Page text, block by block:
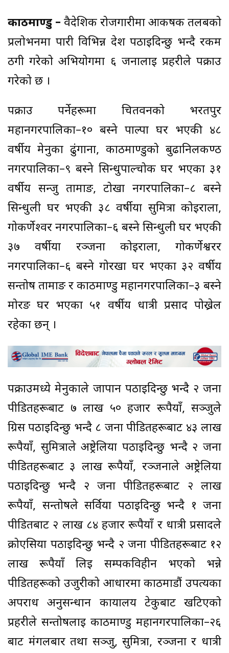
काठमाण्डु – वैदेशिक रोजगारीमा आकर्षक तलबको
प्रलोभनमा पारी विभिन्न देश पठाइदिन्छु भन्दै रकम
ठगी गरेको अभियोगमा ६ जनालाई प्रहरीले पक्राउ
गरेको छ ।
पक्राउ पर्नेहरूमा चितवनको भरतपुर
महानगरपालिका–१० बस्ने पाल्पा घर भएकी ४८
वर्षीय मेनुका ढुंगाना, काठमाण्डुको बुढानिलकण्ठ
नगरपालिका–९ बस्ने सिन्धुपाल्चोक घर भएका ३१
वर्षीय सन्जु तामाङ, टोखा नगरपालिका–८ बस्ने
सिन्धुली घर भएकी ३८ वर्षीया सुमित्रा कोईराला,
गोकर्णेश्‍वर नगरपालिका–६ बस्ने सिन्धुली घर भएकी
३७ वर्षीया रञ्जना कोइराला, गोकर्णेश्वरर
नगरपालिका–६ बस्ने गोरखा घर भएका ३२ वर्षीय
सन्तोष तामाङ र काठमाण्डु महानगरपालिका–३ बस्ने
मोरङ घर भएका ५१ वर्षीय धात्री प्रसाद पोख्रेल
रहेका छन् ।
पक्राउमध्ये मेनुकाले जापान पठाइदिन्छु भन्दै २ जना
पीडितहरूबाट ७ लाख ५० हजार रूपैयाँ, सञ्जुले
ग्रिस पठाइदिन्छु भन्दै ८ जना पीडितहरूबाट ४३ लाख
रूपैयाँ, सुमित्राले अष्ट्रेलिया पठाइदिन्छु भन्दै २ जना
पीडितहरूबाट ३ लाख रूपैयाँ, रञ्जनाले अष्ट्रेलिया
पठाइदिन्छु भन्दै २ जना पीडितहरूबाट २ लाख
रूपैयाँ, सन्तोषले सर्विया पठाइदिन्छु भन्दै १ जना
पीडितबाट २ लाख ८४ हजार रूपैयाँ र धात्री प्रसादले
क्रोएसिया पठाइदिन्छु भन्दै २ जना पीडितहरूबाट १२
लाख रूपैयाँ लिई सम्पर्कविहीन भएको भन्ने
पीडितहरूको उजुरीको आधारमा काठमाडौं उपत्यका
अपराध अनुसन्धान कार्यालय टेकुबाट खटिएको
प्रहरीले सन्तोषलाई काठमाण्डु महानगरपालिका–२६
बाट मंगलबार तथा सञ्जु, सुमित्रा, रञ्जना र धात्री